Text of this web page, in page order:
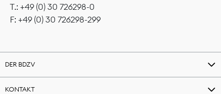
T.: +49 (0) 30 726298-0
F: +49 (0) 30 726298-299
DER BDZV
KONTAKT